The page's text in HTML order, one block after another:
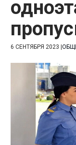
6 СЕНТЯБРЯ 2023 |